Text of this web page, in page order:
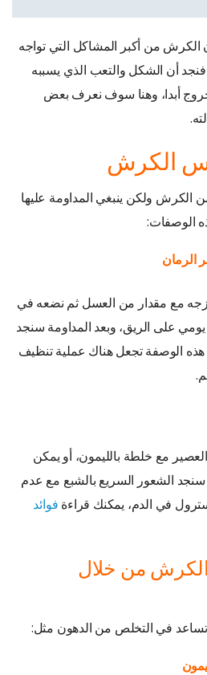
الكرش من أكبر المشاكل التي تواجه
أن الشكل والتعب الذي يسببه
أبدا، وهنا سوف نعرف بعض
الكرش
ولكن ينبغي المداومة عليها
الوصفات:
مع مقدار من العسل ثم نضعه في
على الريق، وبعد المداومة سنجد
الوصفة تجعل هناك عملية تنظيف
مع خلطة بالليمون، أو يمكن
سنجد الشعور السريع بالشبع مع عدم
في الدم، يمكنك قراءة فوائد
من خلال
في التخلص من الدهون مثل: